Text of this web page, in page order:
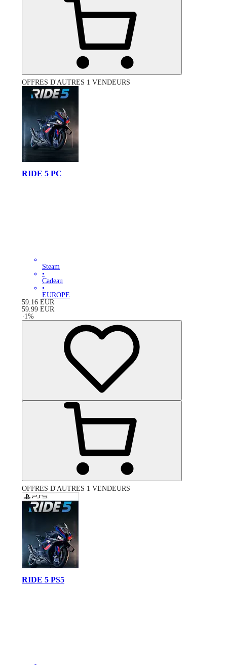
OFFRES D'AUTRES 1 VENDEURS
RIDE 5 PC
Steam
•
Cadeau
•
EUROPE
59.16 EUR
59.99 EUR
-1%
OFFRES D'AUTRES 1 VENDEURS
RIDE 5 PS5